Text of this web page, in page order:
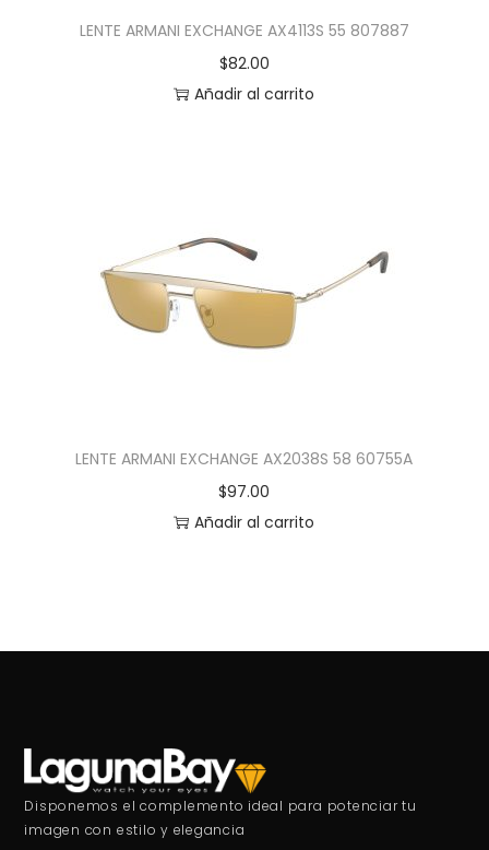
LENTE ARMANI EXCHANGE AX4113S 55 807887
$82.00
Añadir al carrito
LENTE ARMANI EXCHANGE AX2038S 58 60755A
$97.00
Añadir al carrito
Disponemos el complemento ideal para potenciar tu
imagen con estilo y elegancia